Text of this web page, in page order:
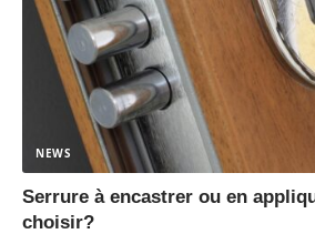
NEWS
Serrure à encastrer ou en
choisir?